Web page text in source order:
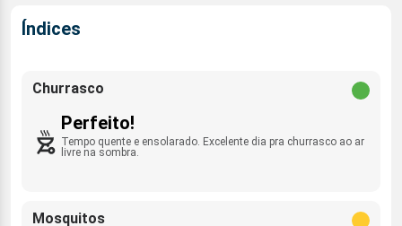
Rajada de vento
Índices
Churrasco
Perfeito!
Tempo quente e ensolarado. Excelente dia pra churrasco ao ar
livre na sombra.
Mosquitos